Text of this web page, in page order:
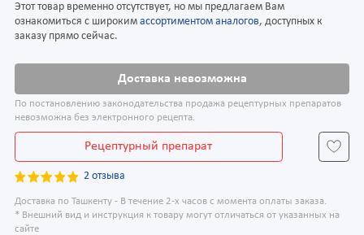
Этот товар временно отсутствует, но мы предлагаем Вам
ознакомиться с широким ассортиментом аналогов, доступных к
заказу прямо сейчас.
Доставка невозможна
По постановлению законодательства продажа рецептурных препаратов
невозможна без электронного рецепта.
Рецептурный препарат
2 отзыва
Доставка по Ташкенту - В течение 2-х часов с момента оплаты заказа.
* Внешний вид и инструкция к товару могут отличаться от указанных на
сайте